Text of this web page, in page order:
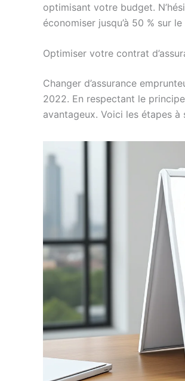
optimisant votre budget.
économiser jusqu’à 50 % sur
Optimiser votre contrat
Changer d’assurance
2022. En respectant le
avantageux. Voici les étapes à